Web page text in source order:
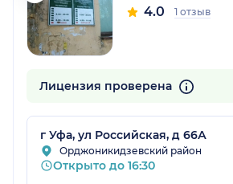
4.0 1 отзыв
Лицензия проверена
г Уфа, ул Российская, д 66А
Орджоникидзевский район
Открыто до 16:30